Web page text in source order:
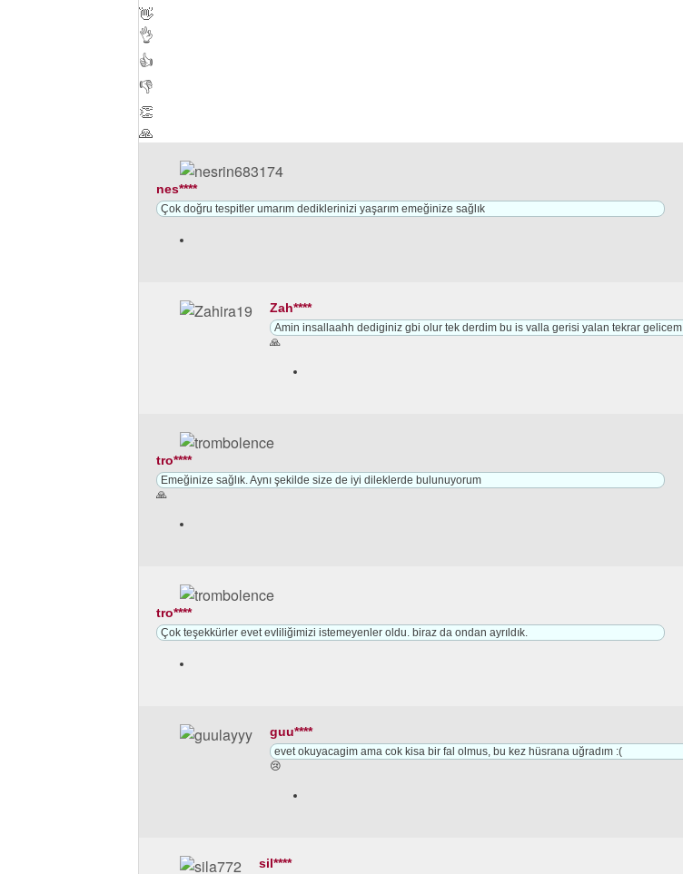
👋
👌
👍
👎
👏
🙏
nes****
Çok doğru tespitler umarım dediklerinizi yaşarım emeğinize sağlık
Zah****
Amin insallaahh dediginiz gbi olur tek derdim bu is valla gerisi yalan tekrar gelicem
🙏
tro****
Emeğinize sağlık. Aynı şekilde size de iyi dileklerde bulunuyorum
🙏
tro****
Çok teşekkürler evet evliliğimizi istemeyenler oldu. biraz da ondan ayrıldık.
guu****
evet okuyacagim ama cok kisa bir fal olmus, bu kez hüsrana uğradım :(
😢
sil****